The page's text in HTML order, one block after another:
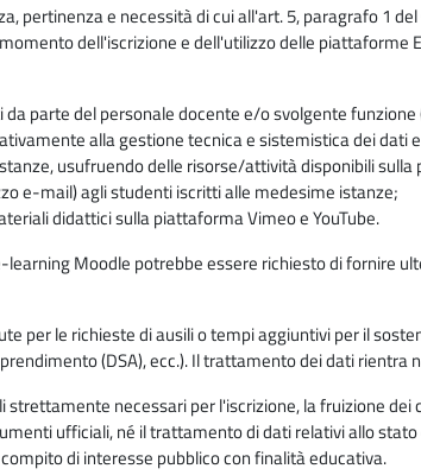
pertinenza e necessità di cui all'art. 5, paragrafo 1
dell'iscrizione e dell'utilizzo delle piattaforme
parte del personale docente e/o svolgente
alla gestione tecnica e sistemistica dei dati
usufruendo delle risorse/attività disponibili
e-mail) agli studenti iscritti alle medesime istanze;
didattici sulla piattaforma Vimeo e YouTube.
Moodle potrebbe essere richiesto di fornire
per le richieste di ausili o tempi aggiuntivi per il
(DSA), ecc.). Il trattamento dei dati rientra
necessari per l'iscrizione, la fruizione
ufficiali, né il trattamento di dati relativi allo
di interesse pubblico con finalità educativa.